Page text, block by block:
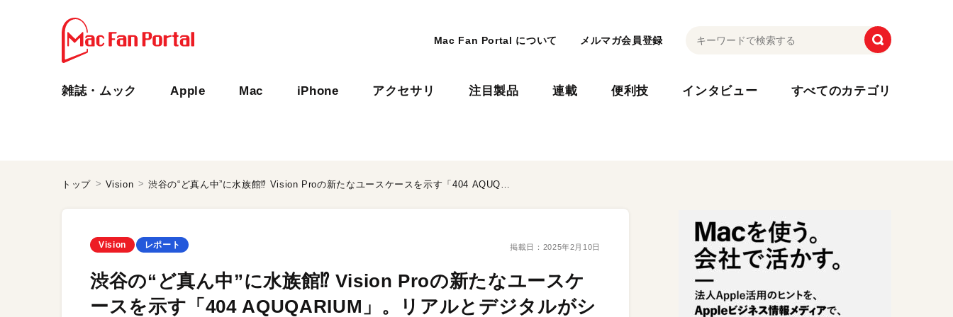
Mac Fan Portal について メルマガ会員登録
雑誌・ムック Apple Mac iPhone アクセサリ 注目製品 連載 便利技 インタビュー すべてのカテゴリ
トップ Vision 渋谷の“ど真ん中”に水族館⁉︎ Vision Proの新たなユースケースを示す「404 AQUQARIUM」。リアルとデジタルがシームレスにつながる世界へ
Vision レポート 掲載日： 2025年2月10日
渋谷の“ど真ん中”に水族館⁉︎ Vision Proの新たなユースケ
ースを示す「404 AQUQARIUM」。リアルとデジタルがシ